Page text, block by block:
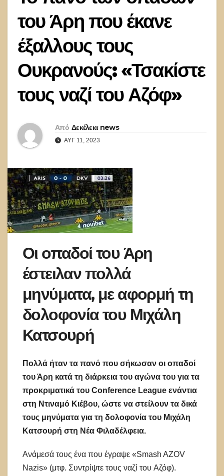
του Άρη που έκανε
έξαλλους τους
Ουκρανούς: «Τσακίστε
τους ναζί του Αζόφ»
Από Δεκέλεια news
ΑΥΓ 11, 2023
Οι οπαδοί του Άρη
έστειλαν πολλά
μηνύματα, με αφορμή τη
δολοφονία του Μιχάλη
Κατσουρή
Πολλά ήταν τα πανό που σήκωσαν οι οπαδοί
του Άρη κατά τη διάρκεια του αγώνα του για τα
προκριματικά του Conference League ενάντια
στη Ντιναμό Κιέβου, ώστε να στείλουν τα δικά
τους μηνύματα για τη δολοφονία του Μιχάλη
Κατσουρή στη Νέα Φιλαδέλφεια.
Ανάμεσά τους ένα που έγραψε «Smash AZOV
Nazis» (μτφ. Συντρίψτε τους ναζί του Aζόφ).